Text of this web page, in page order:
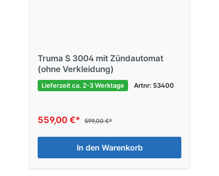
Truma S 3004 mit Zündautomat
(ohne Verkleidung)
Lieferzeit ca. 2-3 Werktage Artnr: 53400
559,00 €* 599,00 €*
In den Warenkorb